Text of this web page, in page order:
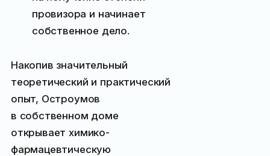
провизора и начинает
собственное дело.
Накопив значительный
теоретический и практический
опыт, Остроумов
в собственном доме
открывает химико-
фармацевтическую